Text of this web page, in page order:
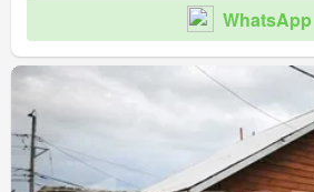
WhatsApp